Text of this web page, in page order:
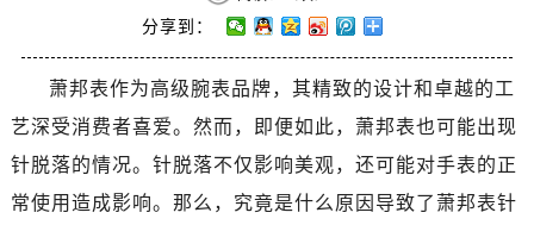
分享到：
萧邦表作为高级腕表品牌，其精致的设计和卓越的工
艺深受消费者喜爱。然而，即便如此，萧邦表也可能出现
针脱落的情况。针脱落不仅影响美观，还可能对手表的正
常使用造成影响。那么，究竟是什么原因导致了萧邦表针